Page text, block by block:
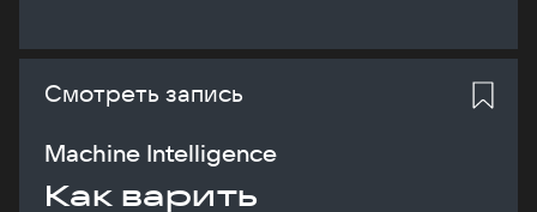
Смотреть запись
Machine Intelligence
Как варить